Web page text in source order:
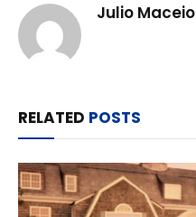
Julio Maceio
RELATED POSTS